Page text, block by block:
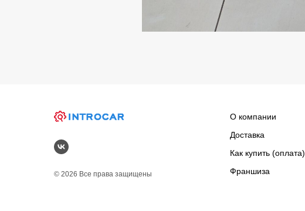
© 2026 Все права защищены
О компании
Доставка
Как купить (оплата)
Франшиза